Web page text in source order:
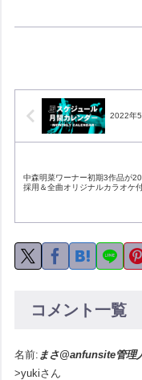
2022年
中森明菜ワーナー初期3作品が
採用＆全曲オリジナルカラオケ
コメント一覧
名前: まさ@anfunsite管理
>yukiさん